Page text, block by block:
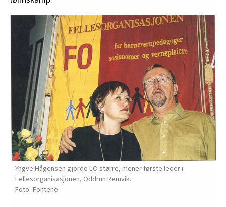
Yngve Hågensen gjorde LO større, mener første leder i
Fellesorganisasjonen, Oddrun Remvik.
Fontene